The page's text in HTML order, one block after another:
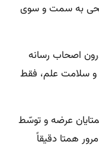
به سمت و سوی
اصحاب رسانه
و سلامت علم، فقط
عرضه و توسّط
همتا دقیقاً